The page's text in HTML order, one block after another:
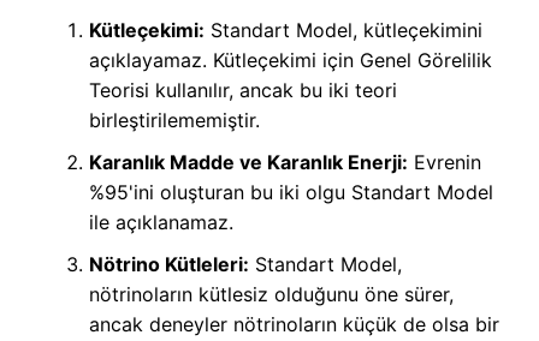
Kütleçekimi: Standart Model, kütleçekimini
açıklayamaz. Kütleçekimi için Genel Görelilik
Teorisi kullanılır, ancak bu iki teori
birleştirilememiştir.
Karanlık Madde ve Karanlık Enerji: Evrenin
%95'ini oluşturan bu iki olgu Standart Model
ile açıklanamaz.
Nötrino Kütleleri: Standart Model,
nötrinoların kütlesiz olduğunu öne sürer,
ancak deneyler nötrinoların küçük de olsa bir